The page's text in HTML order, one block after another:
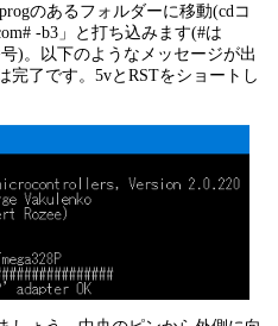
のあるフォルダーに移動(cdコ
-b3」と打ち込みます(#は
)。以下のようなメッセージが出
完了です。5vとRSTをショートし